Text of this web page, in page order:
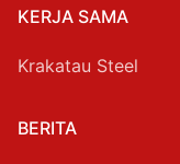
KERJA SAMA
Krakatau Steel
BERITA